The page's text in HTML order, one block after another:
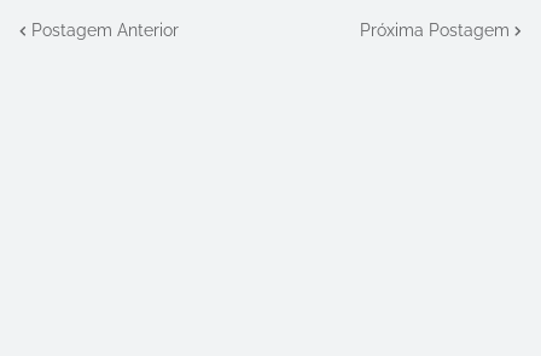
Postagem Anterior Próxima Postagem